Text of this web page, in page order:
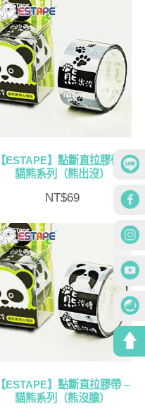
【ESTAPE】點斷直拉膠帶 –
貓熊系列（熊出沒）
NT$69
【ESTAPE】點斷直拉膠帶 –
貓熊系列（熊沒膽）